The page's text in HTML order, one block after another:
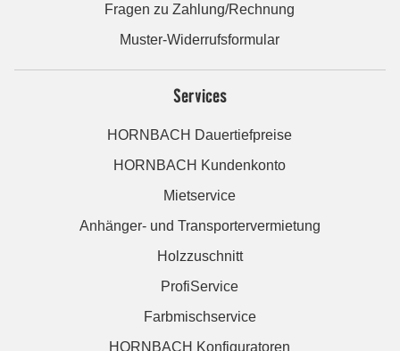
Fragen zu Zahlung/Rechnung
Muster-Widerrufsformular
Services
HORNBACH Dauertiefpreise
HORNBACH Kundenkonto
Mietservice
Anhänger- und Transportervermietung
Holzzuschnitt
ProfiService
Farbmischservice
HORNBACH Konfiguratoren